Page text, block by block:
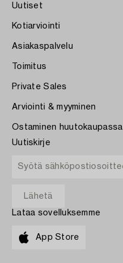
Uutiset
Kotiarviointi
Asiakaspalvelu
Toimitus
Private Sales
Arviointi & myyminen
Ostaminen huutokaupassa
Uutiskirje
Lataa sovelluksemme
App Store